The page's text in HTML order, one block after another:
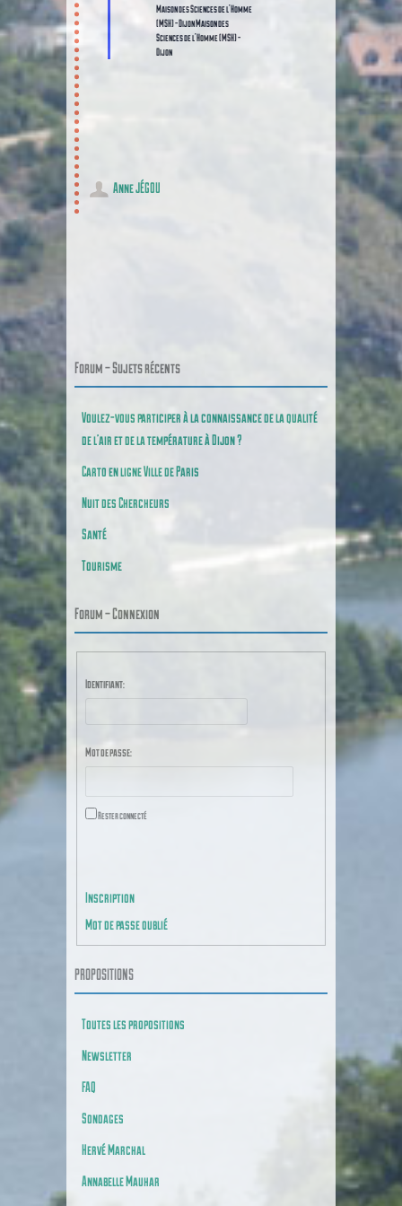
Maison des Sciences de l'Homme
(MSH) - DijonMaison des
Sciences de l'Homme (MSH) -
Dijon
Anne JÉGOU
Forum – Sujets récents
Voulez-vous participer à la connaissance de la qualité
de l’air et de la température à Dijon ?
Carto en ligne Ville de Paris
Nuit des Chercheurs
Santé
Tourisme
Forum – Connexion
Identifiant:
Mot de passe:
Rester connecté
Inscription
Mot de passe oublié
PROPOSITIONS
Toutes les propositions
Newsletter
FAQ
Sondages
Hervé Marchal
Annabelle Mauhar